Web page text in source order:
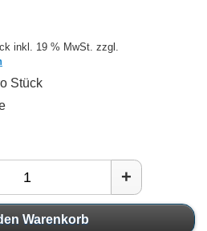
inkl. 19 % MwSt. zzgl.
Stück
+
Warenkorb